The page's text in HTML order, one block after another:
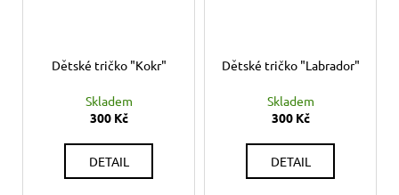
Dětské tričko "Kokr"
Skladem
300 Kč
DETAIL
Dětské tričko "Labrador"
Skladem
300 Kč
DETAIL